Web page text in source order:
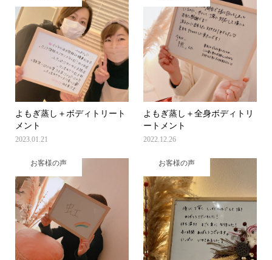
よもぎ蒸し＋ボディトリート
メント
2023.01.21
よもぎ蒸し＋全身ボディトリ
ートメント
2022.12.26
お客様の声 お客様の声